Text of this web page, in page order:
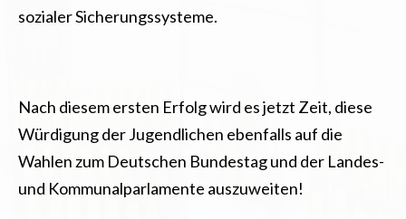
sozialer Sicherungssysteme.
Nach diesem ersten Erfolg wird es jetzt Zeit, diese
Würdigung der Jugendlichen ebenfalls auf die
Wahlen zum Deutschen Bundestag und der Landes-
und Kommunalparlamente auszuweiten!